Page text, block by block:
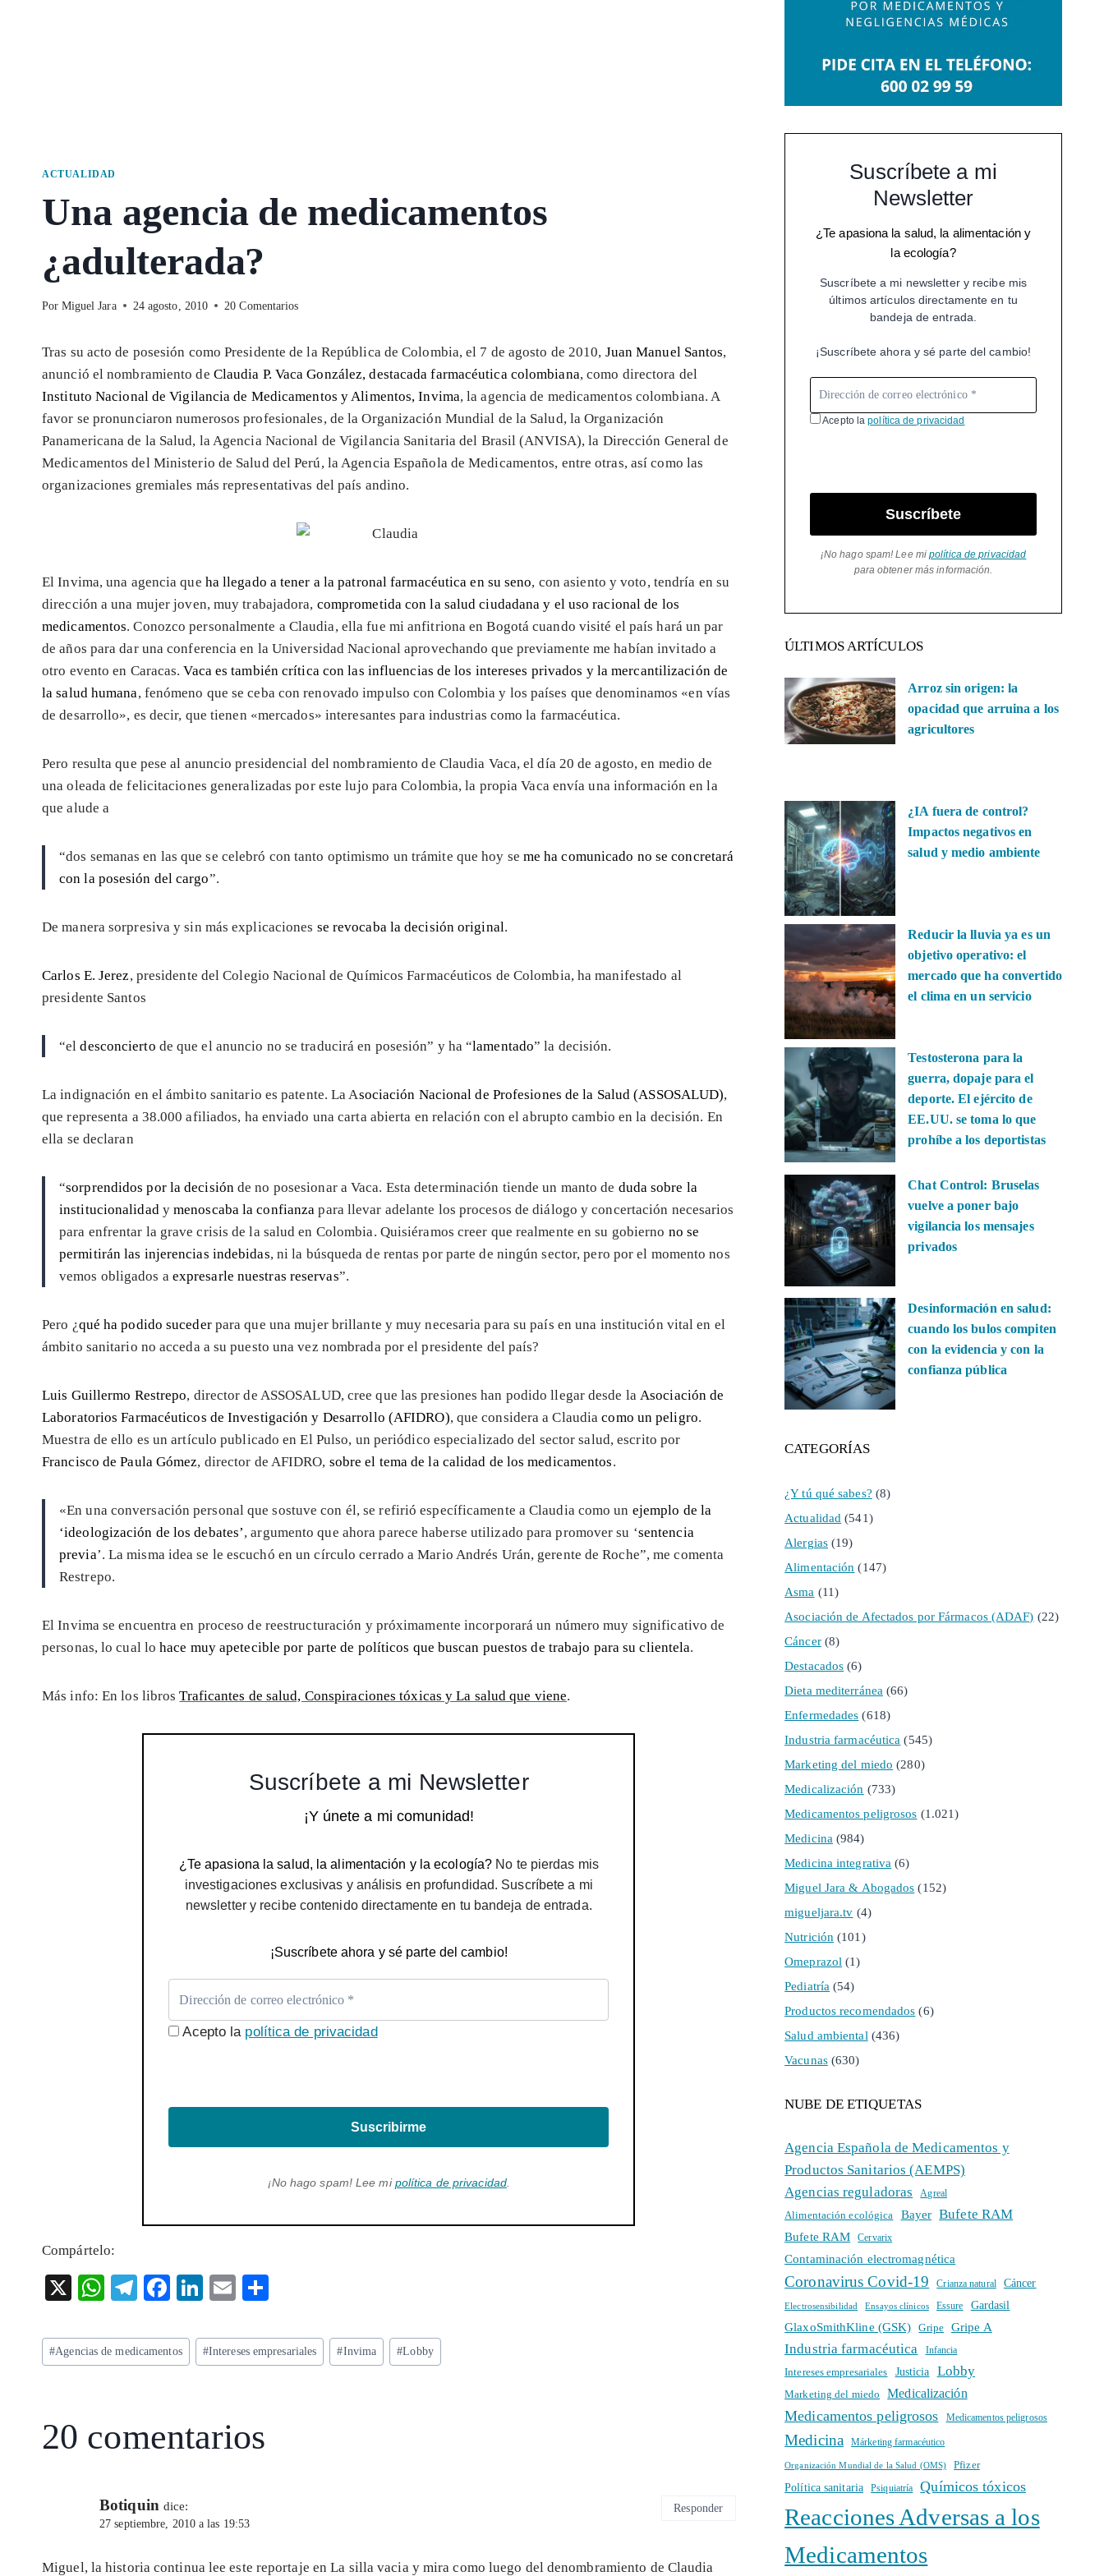
ACTUALIDAD
Una agencia de medicamentos
¿adulterada?
Por Miguel Jara 24 agosto, 2010 20 Comentarios
Tras su acto de posesión como Presidente de la República de Colombia, el 7 de agosto de 2010, Juan Manuel Santos,
anunció el nombramiento de Claudia P. Vaca González, destacada farmacéutica colombiana, como directora del
Instituto Nacional de Vigilancia de Medicamentos y Alimentos, Invima, la agencia de medicamentos colombiana. A
favor se pronunciaron numerosos profesionales, de la Organización Mundial de la Salud, la Organización
Panamericana de la Salud, la Agencia Nacional de Vigilancia Sanitaria del Brasil (ANVISA), la Dirección General de
Medicamentos del Ministerio de Salud del Perú, la Agencia Española de Medicamentos, entre otras, así como las
organizaciones gremiales más representativas del país andino.
El Invima, una agencia que ha llegado a tener a la patronal farmacéutica en su seno, con asiento y voto, tendría en su
dirección a una mujer joven, muy trabajadora, comprometida con la salud ciudadana y el uso racional de los
medicamentos. Conozco personalmente a Claudia, ella fue mi anfitriona en Bogotá cuando visité el país hará un par
de años para dar una conferencia en la Universidad Nacional aprovechando que previamente me habían invitado a
otro evento en Caracas.Vaca es también crítica con las influencias de los intereses privados y la mercantilización de
la salud humana, fenómeno que se ceba con renovado impulso con Colombia y los países que denominamos «en vías
de desarrollo», es decir, que tienen «mercados» interesantes para industrias como la farmacéutica.
Pero resulta que pese al anuncio presidencial del nombramiento de Claudia Vaca, el día 20 de agosto, en medio de
una oleada de felicitaciones generalizadas por este lujo para Colombia, la propia Vaca envía una información en la
que alude a
“dos semanas en las que se celebró con tanto optimismo un trámite que hoy se me ha comunicado no se concretará
con la posesión del cargo”.
De manera sorpresiva y sin más explicaciones se revocaba la decisión original.
Carlos E. Jerez, presidente del Colegio Nacional de Químicos Farmacéuticos de Colombia, ha manifestado al
presidente Santos
“eldesconcierto de que el anuncio no se traducirá en posesión” y ha “lamentado” la decisión.
La indignación en el ámbito sanitario es patente. La Asociación Nacional de Profesiones de la Salud (ASSOSALUD),
que representa a 38.000 afiliados, ha enviado una carta abierta en relación con el abrupto cambio en la decisión. En
ella se declaran
“sorprendidos por la decisiónde no posesionar a Vaca. Esta determinación tiende un manto de duda sobre la
institucionalidad ymenoscaba la confianzapara llevar adelante los procesos de diálogo y concertación necesarios
para enfrentar la grave crisis de la salud en Colombia. Quisiéramos creer que realmente en su gobierno no se
permitirán las injerencias indebidas, ni la búsqueda de rentas por parte de ningún sector, pero por el momento nos
vemos obligados a expresarle nuestras reservas”.
Pero ¿qué ha podido suceder para que una mujer brillante y muy necesaria para su país en una institución vital en el
ámbito sanitario no acceda a su puesto una vez nombrada por el presidente del país?
Luis Guillermo Restrepo, director de ASSOSALUD, cree que las presiones han podido llegar desde laAsociación de
Laboratorios Farmacéuticos de Investigación y Desarrollo (AFIDRO), que considera a Claudiacomo un peligro.
Muestra de ello es un artículo publicado en El Pulso, un periódico especializado del sector salud, escrito por
Francisco de Paula Gómez, director de AFIDRO, sobre el tema de la calidad de los medicamentos.
«En una conversación personal que sostuve con él, se refirió específicamente a Claudia como un ejemplo de la
‘ideologización de los debates’, argumento que ahora parece haberse utilizado para promover su ‘sentencia
previa’. La misma idea se le escuchó en un círculo cerrado a Mario Andrés Urán, gerente de Roche”, me comenta
Restrepo.
El Invima se encuentra en proceso de reestructuración y próximamente incorporará un número muy significativo de
personas, lo cual lohace muy apetecible por parte de políticos que buscan puestos de trabajo para su clientela.
Más info: En los librosTraficantes de salud, Conspiraciones tóxicas y La salud que viene.
Suscríbete a mi Newsletter
¡Y únete a mi comunidad!
¿Te apasiona la salud, la alimentación y la ecología? No te pierdas mis
investigaciones exclusivas y análisis en profundidad. Suscríbete a mi
newsletter y recibe contenido directamente en tu bandeja de entrada.
¡Suscríbete ahora y sé parte del cambio!
Acepto la política de privacidad
Suscribirme
¡No hago spam! Lee mipolítica de privacidad
Compártelo:
X
W
ts
A
T
eg
ra
F
eb
o
Li
ke
dI
E
ai
l
re
Etiquetas
de
#Agencias de medicamentos #Intereses empresariales #Invima #Lobby
20 comentarios
Botiquin dice:
27 septiembre, 2010 a las 19:53
Miguel, la historia continua lee este reportaje en La silla vacia y mira como luego del denombramiento de Claudia
Responder
Suscríbete a mi
Newsletter
¿Te apasiona la salud, la alimentación y
la ecología?
Suscríbete a mi newsletter y recibe mis
últimos artículos directamente en tu
bandeja de entrada.
¡Suscríbete ahora y sé parte del cambio!
Acepto lapolítica de privacidad
Suscríbete
¡No hago spam! Lee mipolítica de privacidad
para obtener más información.
ÚLTIMOS ARTÍCULOS
Arroz sin origen: la
opacidad que arruina a los
agricultores
¿IA fuera de control?
Impactos negativos en
salud y medio ambiente
Reducir la lluvia ya es un
objetivo operativo: el
mercado que ha convertido
el clima en un servicio
Testosterona para la
guerra, dopaje para el
deporte. El ejército de
EE.UU. se toma lo que
prohíbe a los deportistas
Chat Control: Bruselas
vuelve a poner bajo
vigilancia los mensajes
privados
Desinformación en salud:
cuando los bulos compiten
con la evidencia y con la
confianza pública
CATEGORÍAS
¿Y tú qué sabes? (8)
Actualidad (541)
Alergias(19)
Alimentación (147)
Asma (11)
Asociación de Afectados por Fármacos (ADAF) (22)
Cáncer(8)
Destacados (6)
Dieta mediterránea (66)
Enfermedades (618)
Industria farmacéutica (545)
Marketing del miedo (280)
Medicalización (733)
Medicamentos peligrosos (1.021)
Medicina (984)
Medicina integrativa (6)
Miguel Jara & Abogados (152)
migueljara.tv (4)
Nutrición (101)
Omeprazol (1)
Pediatría (54)
Productos recomendados (6)
Salud ambiental (436)
Vacunas(630)
NUBE DE ETIQUETAS
Agencia Española de Medicamentos y
Productos Sanitarios (AEMPS)
Agencias reguladoras
Agreal
Alimentación ecológica Bayer Bufete RAM
Bufete RAM Cervarix
Contaminación electromagnética
Coronavirus Covid-19 Crianza natural Cáncer
Electrosensibilidad Ensayos clínicos Essure Gardasil
GlaxoSmithKline (GSK) Gripe Gripe A
Industria farmacéutica Infancia
Intereses empresariales Justicia Lobby
Marketing del miedo Medicalización
Medicamentos peligrosos Medicamentos peligrosos
Medicina Márketing farmacéutico
Organización Mundial de la Salud (OMS) Pfizer
Política sanitaria Psiquiatría Químicos tóxicos
Reacciones Adversas a los
Medicamentos